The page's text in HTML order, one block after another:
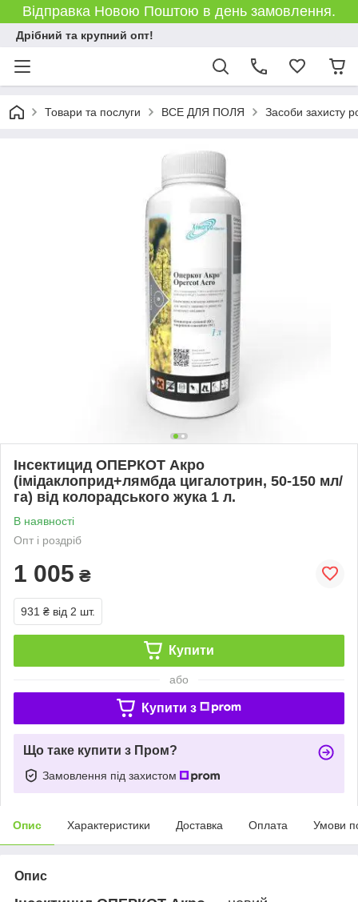
Відправка Новою Поштою в день замовлення.
Дрібний та крупний опт!
Товари та послуги ВСЕ ДЛЯ ПОЛЯ Засоби захисту
Інсектицид ОПЕРКОТ Акро
(імідаклоприд+лямбда цигалотрин, 50-150 мл/
га) від колорадського жука 1 л.
В наявності
Опт і роздріб
1 005 ₴
931 ₴ від 2 шт.
Купити
або
Купити з
Що таке купити з Пром?
Замовлення під захистом
Опис Характеристики Доставка Оплата Умови
Опис